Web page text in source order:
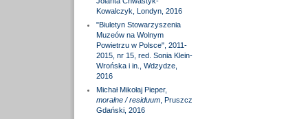
Kowalczyk, Londyn, 2016
"Biuletyn Stowarzyszenia
Muzeów na Wolnym
Powietrzu w Polsce", 2011-
2015, nr 15, red. Sonia Klein-
Wrońska i in., Wdzydze,
2016
Michał Mikołaj Pieper,
moralne / residuum, Pruszcz
Gdański, 2016